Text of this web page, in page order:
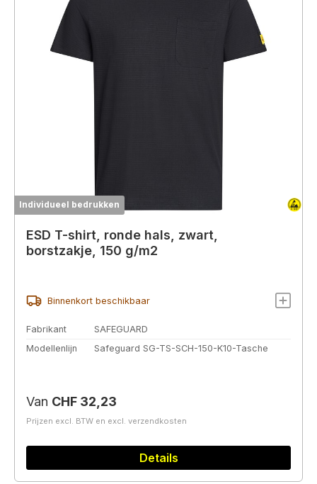
Individueel bedrukken
ESD T-shirt, ronde hals, zwart,
borstzakje, 150 g/m2
Binnenkort beschikbaar
Fabrikant
SAFEGUARD
Modellenlijn
Safeguard SG-TS-SCH-150-K10-Tasche
Normale prijs:
Van CHF 32,23
Prijzen excl. BTW en excl. verzendkosten
Details